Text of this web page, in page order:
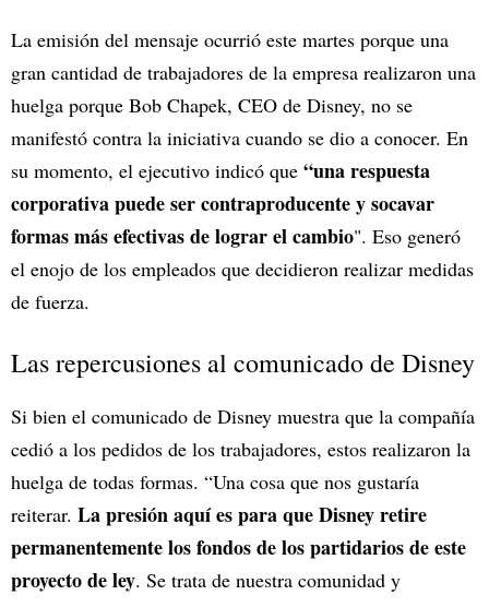
La emisión del mensaje ocurrió este martes porque una
gran cantidad de trabajadores de la empresa realizaron una
huelga porque Bob Chapek, CEO de Disney, no se
manifestó contra la iniciativa cuando se dio a conocer. En
su momento, el ejecutivo indicó que “una respuesta
corporativa puede ser contraproducente y socavar
formas más efectivas de lograr el cambio". Eso generó
el enojo de los empleados que decidieron realizar medidas
de fuerza.
Las repercusiones al comunicado de Disney
Si bien el comunicado de Disney muestra que la compañía
cedió a los pedidos de los trabajadores, estos realizaron la
huelga de todas formas. “Una cosa que nos gustaría
reiterar. La presión aquí es para que Disney retire
permanentemente los fondos de los partidarios de este
proyecto de ley. Se trata de nuestra comunidad y